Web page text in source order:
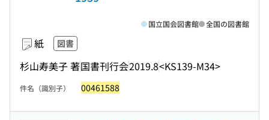
紙 図書
杉山寿美子 著国書刊行会2019.8<KS139-M34>
国立国会図書館 全国の図書館
件名（識別子） 00461588